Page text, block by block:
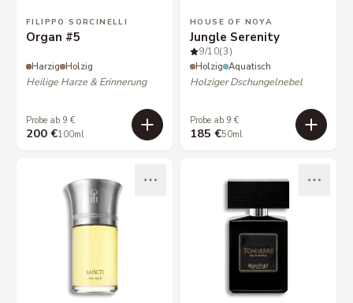
FILIPPO SORCINELLI
Organ #5
Harzig Holzig
Heilige Harze & Erinnerung
Probe ab 9 €
200 €100ml
HOUSE OF NOYA
Jungle Serenity
9/10(3)
Holzig Aquatisch
Holziger Dschungelnebel
Probe ab 9 €
185 €50ml